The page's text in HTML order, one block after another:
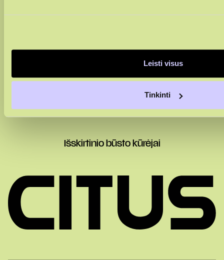
Leisti visus
Tinkinti
Išskirtinio būsto kūrėjai